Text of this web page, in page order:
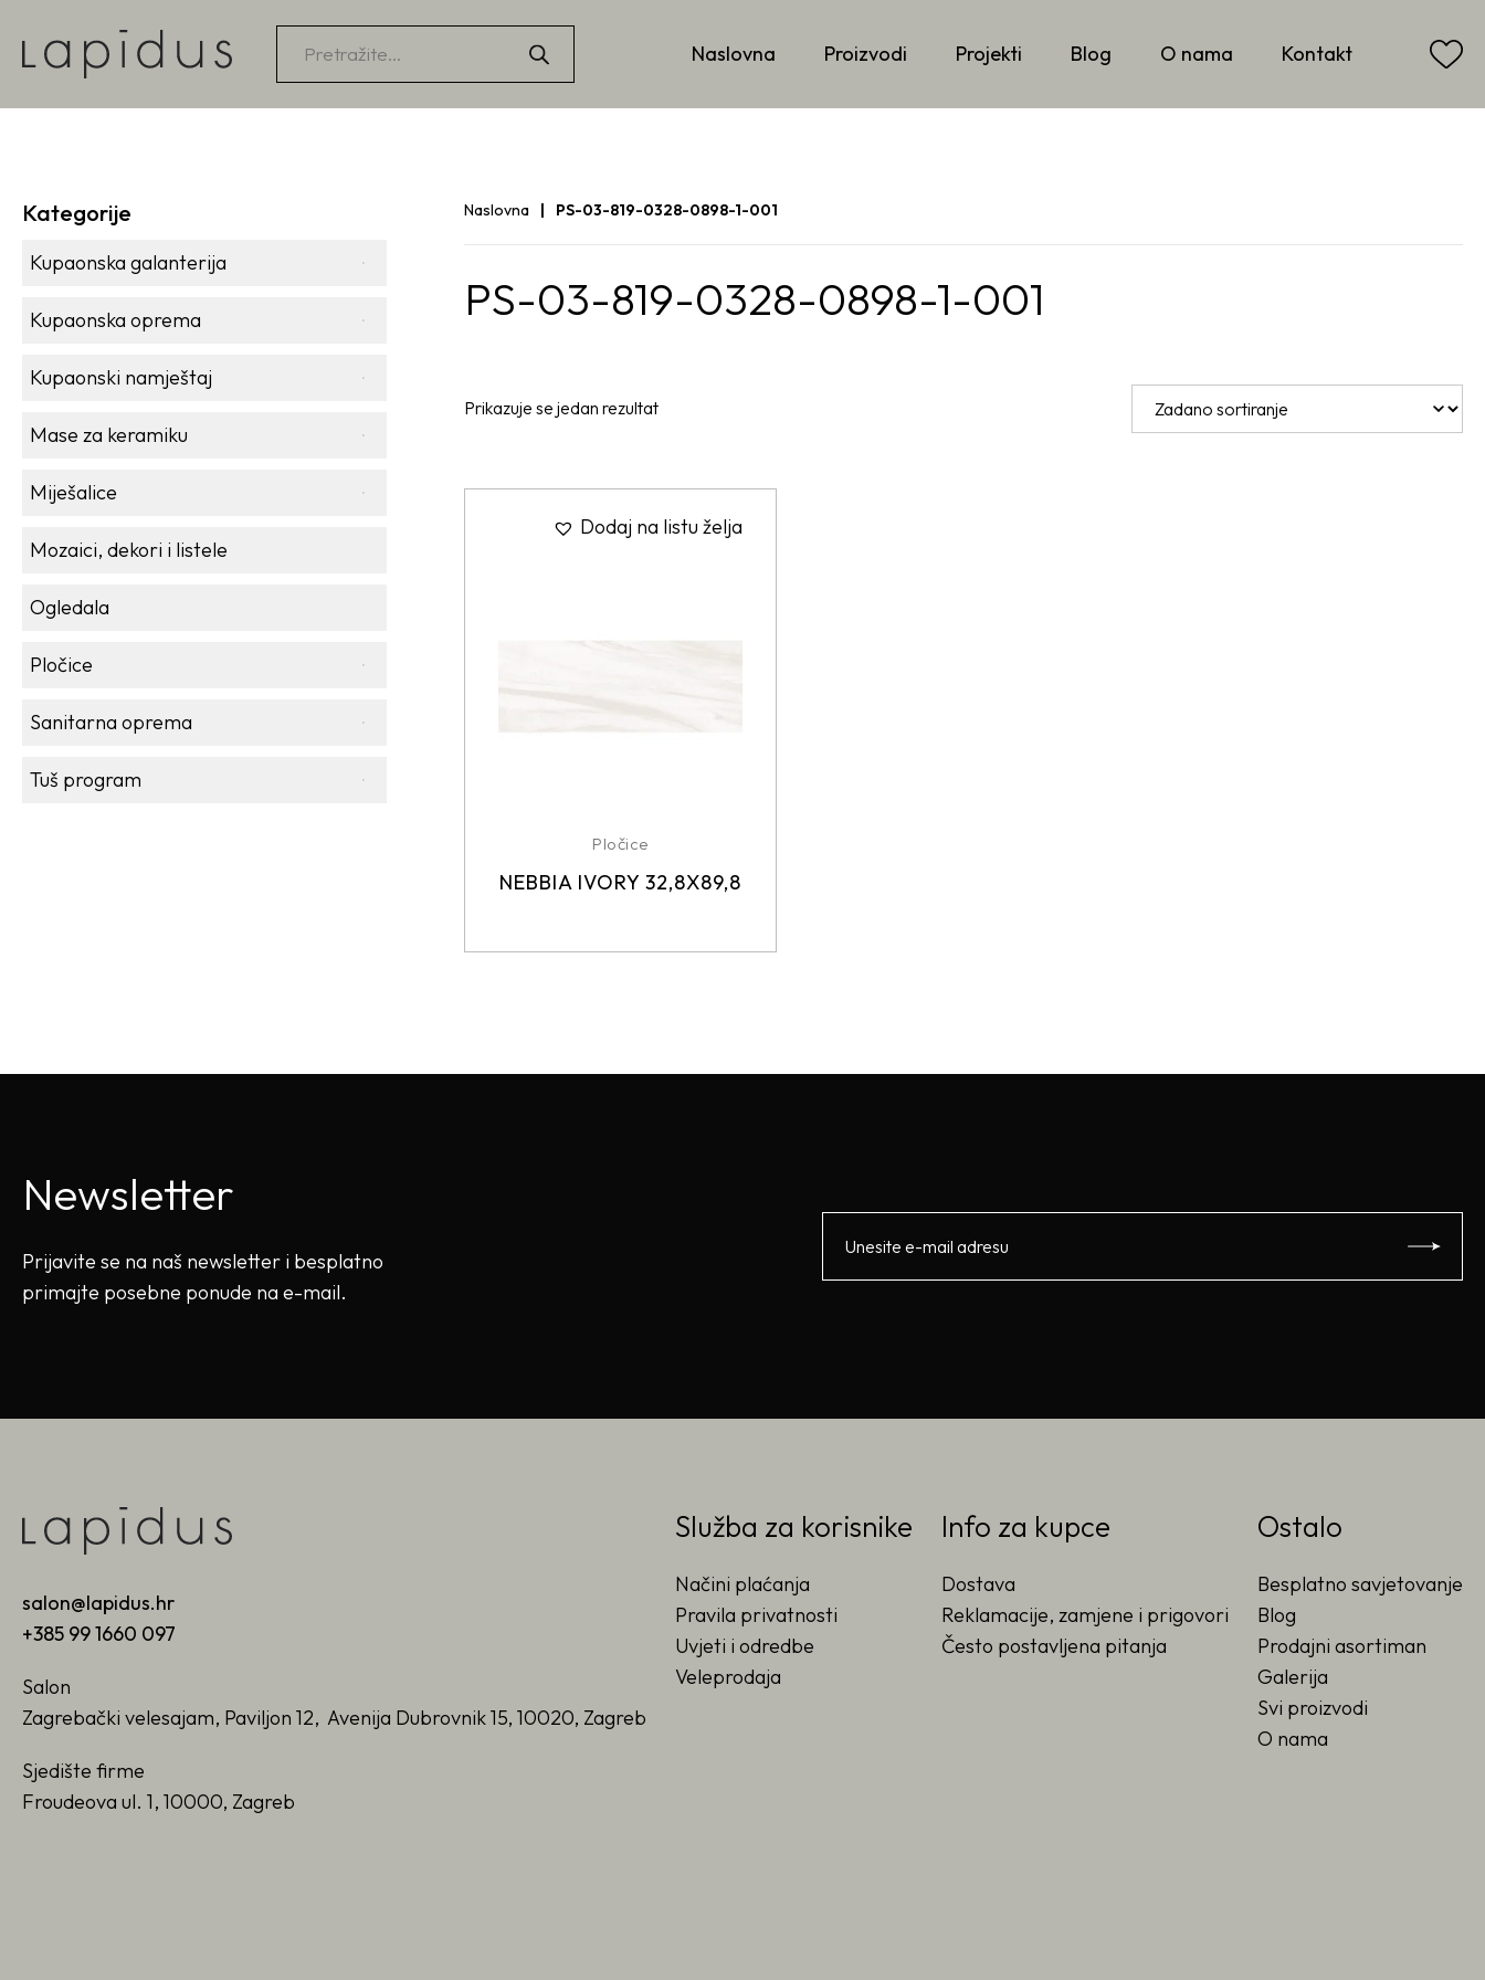
Products
search
Naslovna Proizvodi Projekti Blog O nama Kontakt
Kategorije
Kupaonska galanterija
Kupaonska oprema
Kupaonski namještaj
Mase za keramiku
Miješalice
Mozaici, dekori i listele
Ogledala
Pločice
Sanitarna oprema
Tuš program
Naslovna PS-03-819-0328-0898-1-001
PS-03-819-0328-0898-1-001
Prikazuje se jedan rezultat
Dodaj na listu želja
Pločice
NEBBIA IVORY 32,8X89,8
Newsletter
Prijavite se na naš newsletter i besplatno
primajte posebne ponude na e-mail.
salon@lapidus.hr
+385 99 1660 097
Salon
Zagrebački velesajam, Paviljon 12, Avenija Dubrovnik 15, 10020, Zagreb
Sjedište firme
Froudeova ul. 1, 10000, Zagreb
Služba za korisnike
Načini plaćanja
Pravila privatnosti
Uvjeti i odredbe
Veleprodaja
Info za kupce
Dostava
Reklamacije, zamjene i prigovori
Često postavljena pitanja
Ostalo
Besplatno savjetovanje
Blog
Prodajni asortiman
Galerija
Svi proizvodi
O nama